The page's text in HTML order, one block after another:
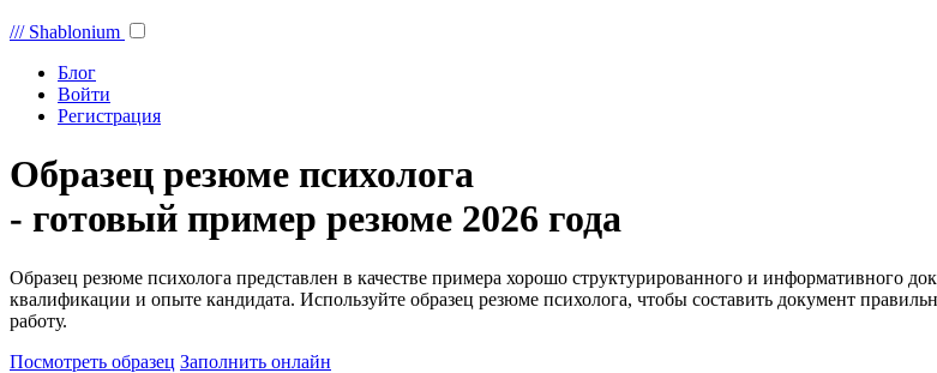
/// Shablonium
Блог
Войти
Регистрация
Образец резюме психолога
- готовый пример резюме 2026 года
Образец резюме психолога представлен в качестве примера хорошо структурированного и информативного
квалификации и опыте кандидата. Используйте образец резюме психолога, чтобы составить документ
работу.
Посмотреть образец Заполнить онлайн